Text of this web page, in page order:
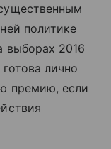
политике
выборах 2016
лично
премию, если